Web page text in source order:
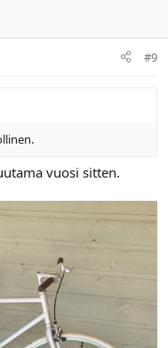
#9
vuosi sitten.